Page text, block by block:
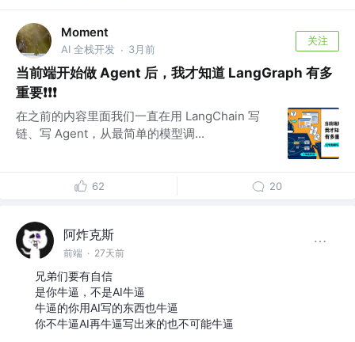
Moment
AI 全栈开发 · 3月前
关注
当前端开始做 Agent 后，我才知道 LangGraph 有多
重要❗❗❗
在之前的内容里面我们一直在用 LangChain 写
链、写 Agent，从最简单的模型调...
62 20
阿炸克斯
前端 · 27天前
兄弟们要有自信
是你牛逼，不是AI牛逼
牛逼的你用AI写的东西也牛逼
你不牛逼AI再牛逼写出来的也不可能牛逼